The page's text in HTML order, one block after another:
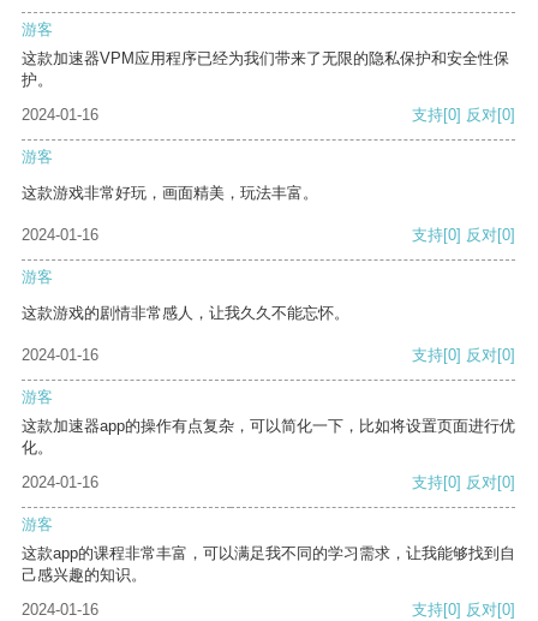
游客
这款加速器VPM应用程序已经为我们带来了无限的隐私保护和安全性保
护。
2024-01-16
支持[0] 反对[0]
游客
这款游戏非常好玩，画面精美，玩法丰富。
2024-01-16 支持[0] 反对[0]
游客
这款游戏的剧情非常感人，让我久久不能忘怀。
2024-01-16 支持[0] 反对[0]
游客
这款加速器app的操作有点复杂，可以简化一下，比如将设置页面进行优
化。
2024-01-16
支持[0] 反对[0]
游客
这款app的课程非常丰富，可以满足我不同的学习需求，让我能够找到自
己感兴趣的知识。
2024-01-16
支持[0] 反对[0]